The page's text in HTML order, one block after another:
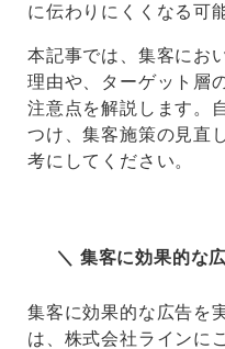
に伝わりにくくなる可
本記事では、集客にお
理由や、ターゲット層
注意点を解説します。
つけ、集客施策の見直
考にしてください。
＼ 集客に効果的な
集客に効果的な広告を
は、株式会社ラインに